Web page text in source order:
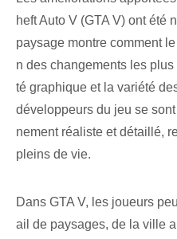
heft Auto V (GTA V) ont été
paysage montre comment
n des changements les
té graphique et la variété
développeurs du jeu se
nement réaliste et détaillé,
pleins de vie.
Dans GTA V, les joueurs
ail de paysages, de la ville